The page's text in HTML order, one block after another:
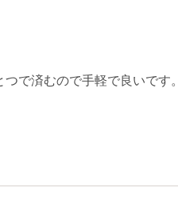
で済むので手軽で良いです。